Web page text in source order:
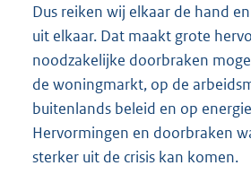
Dus reiken wij elkaar de hand
uit elkaar. Dat maakt grote
noodzakelijke doorbraken
de woningmarkt, op de
buitenlands beleid en op
Hervormingen en doorbraken
sterker uit de crisis kan komen.